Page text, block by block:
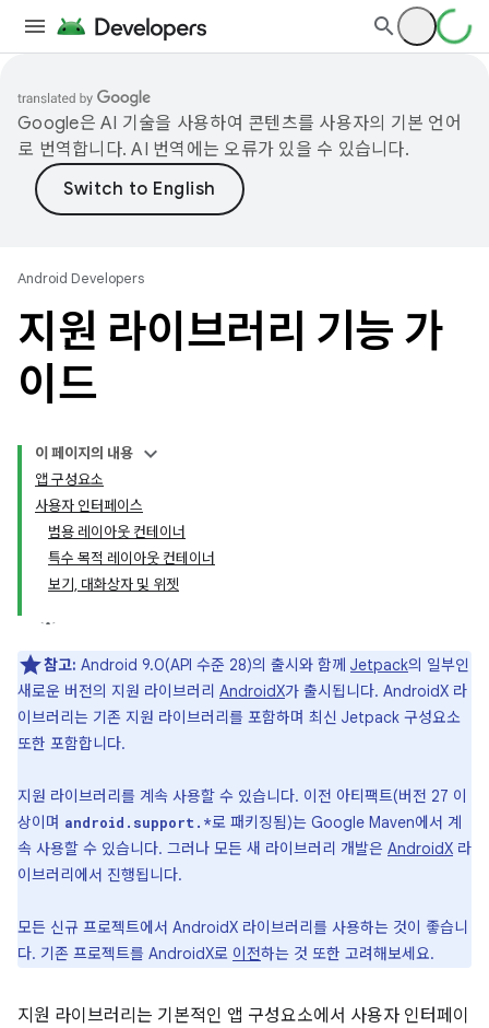
Google은 AI 기술을 사용하여 콘텐츠를 사용자의 기본 언어
로 번역합니다. AI 번역에는 오류가 있을 수 있습니다.
Android Developers
지원 라이브러리 기능 가
이드
이 페이지의 내용
앱 구성요소
사용자 인터페이스
범용 레이아웃 컨테이너
특수 목적 레이아웃 컨테이너
보기, 대화상자 및 위젯
참고: Android 9.0(API 수준 28)의 출시와 함께 Jetpack의 일부인
새로운 버전의 지원 라이브러리 AndroidX가 출시됩니다. AndroidX 라
이브러리는 기존 지원 라이브러리를 포함하며 최신 Jetpack 구성요소
또한 포함합니다.
지원 라이브러리를 계속 사용할 수 있습니다. 이전 아티팩트(버전 27 이
상이며 android.support.*로 패키징됨)는 Google Maven에서 계
속 사용할 수 있습니다. 그러나 모든 새 라이브러리 개발은 AndroidX 라
이브러리에서 진행됩니다.
모든 신규 프로젝트에서 AndroidX 라이브러리를 사용하는 것이 좋습니
다. 기존 프로젝트를 AndroidX로 이전하는 것 또한 고려해보세요.
지원 라이브러리는 기본적인 앱 구성요소에서 사용자 인터페이